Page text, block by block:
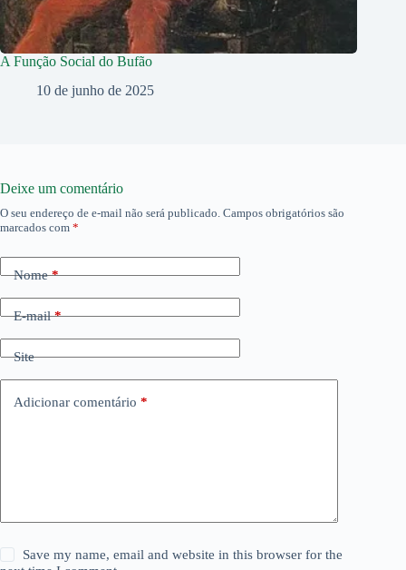
A Função Social do Bufão
10 de junho de 2025
Deixe um comentário
O seu endereço de e-mail não será publicado. Campos obrigatórios são
marcados com *
Nome*
E-mail*
Site
Adicionar comentário *
Save my name, email and website in this browser for the